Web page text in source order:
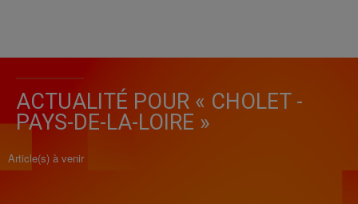
ACTUALITÉ POUR « CHOLET -
PAYS-DE-LA-LOIRE »
Article(s) à venir